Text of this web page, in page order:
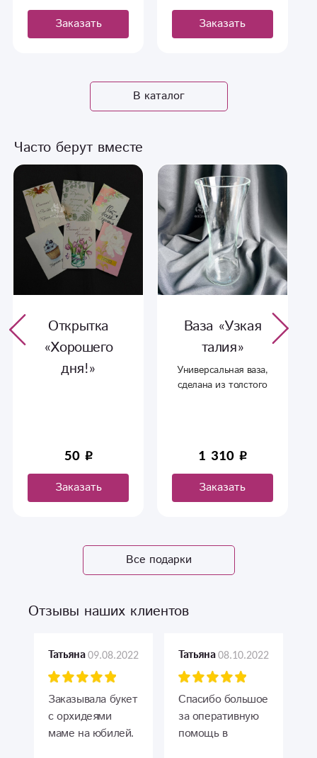
Заказать Заказать
В каталог
Часто берут вместе
Открытка
«Хорошего
дня!»
50
Заказать
Ваза «Узкая
талия»
Универсальная ваза,
сделана из толстого
1 310
Заказать
Все подарки
Отзывы наших клиентов
Татьяна09.08.2022
Заказывала букет
с орхидеями
маме на юбилей.
Татьяна08.10.2022
Спасибо большое
за оперативную
помощь в